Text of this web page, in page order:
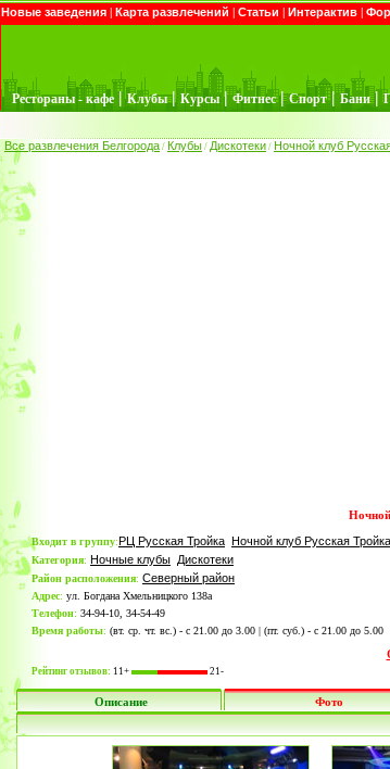
Новые заведения | Карта развлечений | Статьи | Интерактив |
Рестораны - кафе | Клубы | Курсы | Фитнес | Спорт | Бани |
Все развлечения Белгорода / Клубы / Дискотеки / Ночной клуб
Входит в группу:РЦ Русская Тройка Ночной клуб Русская Тройка
Категория: Ночные клубы Дискотеки
Район расположения: Северный район
Адрес: ул. Богдана Хмельницкого 138а
Телефон: 34-94-10, 34-54-49
Время работы: (вт. ср. чт. вс.) - с 21.00 до 3.00 | (пт. суб.) - с 21.00 до 5.00
Рейтинг отзывов: 11+ 21-
Описание Фото